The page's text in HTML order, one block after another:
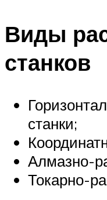
Виды
станков
станки;
Алмазно-
Токарно-